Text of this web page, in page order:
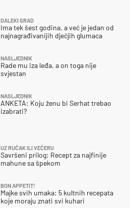
DALEKI GRAD
Ima tek šest godina, a već je jedan od
najnagrađivanijih dječjih glumaca
NASLJEDNIK
Rade mu iza leđa, a on toga nije
svjestan
NASLJEDNIK
ANKETA: Koju ženu bi Serhat trebao
izabrati?
UZ RUČAK ILI VEČERU
Savršeni prilog: Recept za najfinije
mahune sa špekom
BON APPETIT!
Majke svih umaka: 5 kultnih recepata
koje moraju znati svi kuhari